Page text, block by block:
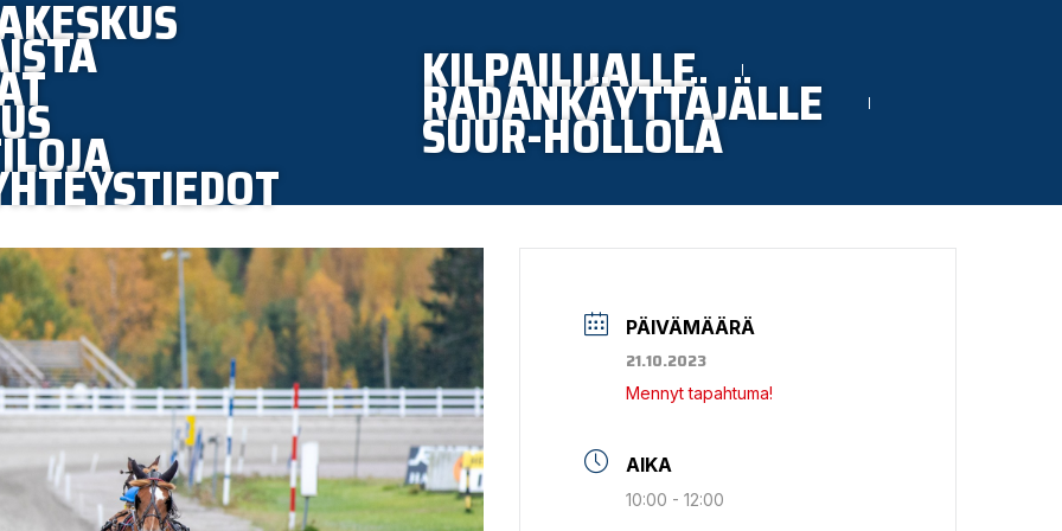
KILPAILIJALLE
RADANKÄYTTÄJÄLLE
SUUR-HOLLOLA
PÄIVÄMÄÄRÄ
21.10.2023
Mennyt tapahtuma!
AIKA
10:00 - 12:00